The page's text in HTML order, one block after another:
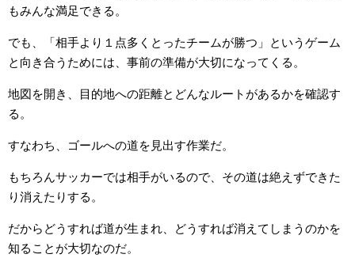
もみんな満足できる。
でも、「相手より１点多くとったチームが勝つ」というゲーム
と向き合うためには、事前の準備が大切になってくる。
地図を開き、目的地への距離とどんなルートがあるかを確認す
る。
すなわち、ゴールへの道を見出す作業だ。
もちろんサッカーでは相手がいるので、その道は絶えずできた
り消えたりする。
だからどうすれば道が生まれ、どうすれば消えてしまうのかを
知ることが大切なのだ。